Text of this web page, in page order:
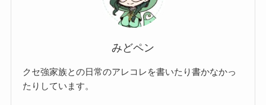
みどペン
クセ強家族との日常のアレコレを書いたり書かなかっ
たりしています。